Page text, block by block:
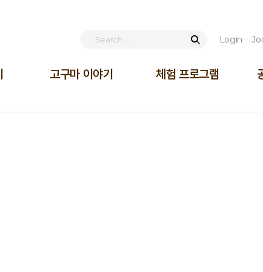
Login
고구마 이야기 체험 프로그램